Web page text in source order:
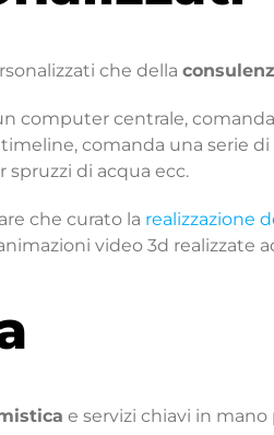
che della
computer centrale,
comanda una serie
di acqua ecc.
che curato la realizzazione
video 3d realizzate
e servizi chiavi in